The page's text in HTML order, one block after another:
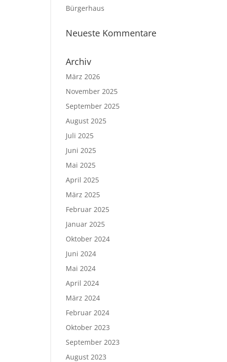
Bürgerhaus
Neueste Kommentare
Archiv
März 2026
November 2025
September 2025
August 2025
Juli 2025
Juni 2025
Mai 2025
April 2025
März 2025
Februar 2025
Januar 2025
Oktober 2024
Juni 2024
Mai 2024
April 2024
März 2024
Februar 2024
Oktober 2023
September 2023
August 2023